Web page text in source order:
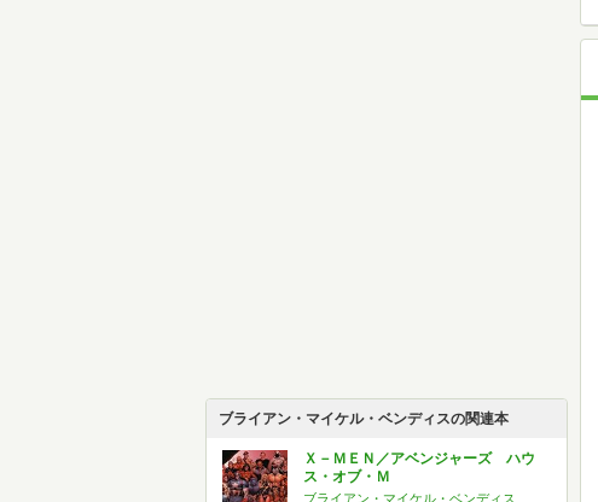
ブライアン・マイケル・ベンディスの関連本
Ｘ－ＭＥＮ／アベンジャーズ ハウ
ス・オブ・Ｍ
ブライアン・マイケル・ベンディス